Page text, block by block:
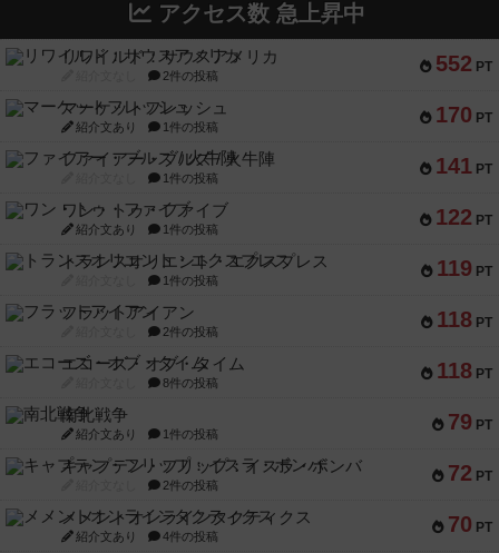
アクセス数 急上昇中
552 PT
リワイルド：サウスアメリカ
2件の投稿
170 PT
マーケットフレッシュ
紹介文あり 1件の投稿
141 PT
ファイアー・ブルズ / 火牛陣
1件の投稿
122 PT
ワン・トゥ・ファイブ
紹介文あり 1件の投稿
119 PT
トランスオリエント・エクスプレス
1件の投稿
118 PT
フラットアイアン
2件の投稿
118 PT
エコーズ・オブ・タイム
8件の投稿
79 PT
南北戦争
紹介文あり 1件の投稿
72 PT
キャプテン・フリップ：イスラ・ボンバ
2件の投稿
70 PT
メメントオンラインタクティクス
紹介文あり 4件の投稿